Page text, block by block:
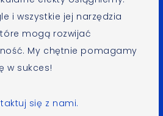
i wszystkie jej narzędzia
mogą rozwijać
My chętnie pomagamy
w sukces!
się z nami.